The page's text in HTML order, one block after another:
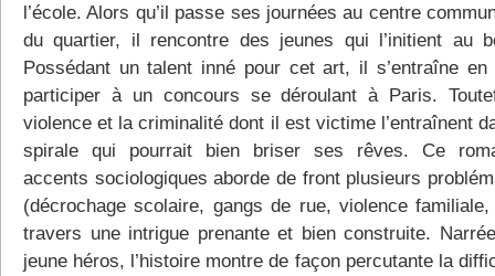
l’école. Alors qu’il passe ses journées au centre
du quartier, il rencontre des jeunes qui l’initient au
Possédant un talent inné pour cet art, il s’entraîne en
participer à un concours se déroulant à Paris.
violence et la criminalité dont il est victime l’entraînent
spirale qui pourrait bien briser ses rêves. Ce
accents sociologiques aborde de front plusieurs
(décrochage scolaire, gangs de rue, violence
travers une intrigue prenante et bien construite.
jeune héros, l’histoire montre de façon percutante la